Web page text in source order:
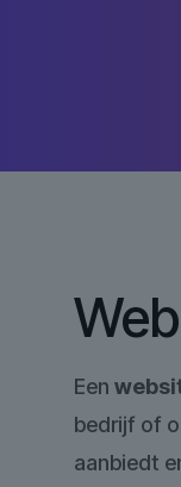
Een
bedrijf of
aanbiedt